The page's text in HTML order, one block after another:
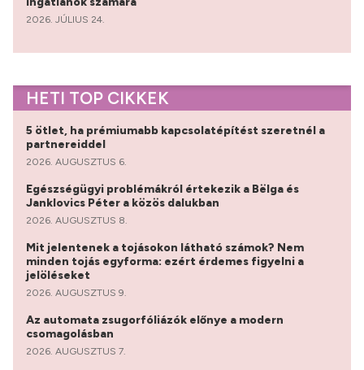
2026. JÚLIUS 24.
HETI TOP CIKKEK
5 ötlet, ha prémiumabb kapcsolatépítést szeretnél a
partnereiddel
2026. AUGUSZTUS 6.
Egészségügyi problémákról értekezik a Bëlga és
Janklovics Péter a közös dalukban
2026. AUGUSZTUS 8.
Mit jelentenek a tojásokon látható számok? Nem
minden tojás egyforma: ezért érdemes figyelni a
jelöléseket
2026. AUGUSZTUS 9.
Az automata zsugorfóliázók előnye a modern
csomagolásban
2026. AUGUSZTUS 7.